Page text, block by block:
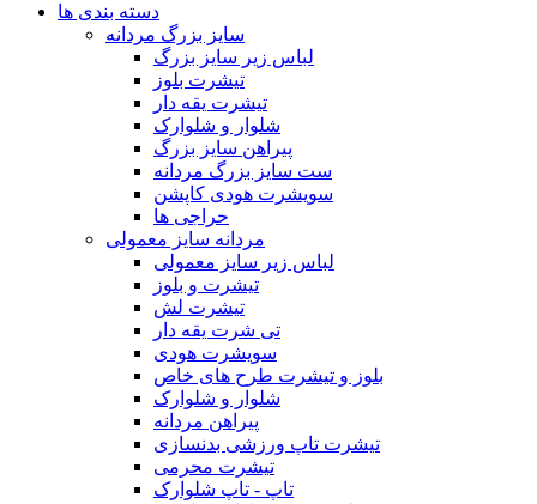
دسته بندی ها
سایز بزرگ مردانه
لباس زیر سایز بزرگ
تیشرت بلوز
تیشرت یقه دار
شلوار و شلوارک
پیراهن سایز بزرگ
ست سایز بزرگ مردانه
سویشرت هودی کاپشن
حراجی ها
مردانه سایز معمولی
لباس زیر سایز معمولی
تیشرت و بلوز
تیشرت لش
تی شرت یقه دار
سویشرت هودی
بلوز و تیشرت طرح های خاص
شلوار و شلوارک
پیراهن مردانه
تیشرت تاپ ورزشی بدنسازی
تیشرت محرمی
تاپ - تاپ شلوارک